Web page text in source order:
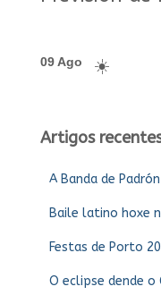
09 Ago
Artigos
A Banda de
Baile latino hoxe
Festas de Porto
O eclipse dende o